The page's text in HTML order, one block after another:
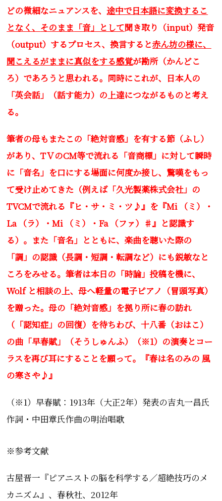
どの微細なニュアンスを、途中で日本語に変換するこ
となく、 そのまま 「音」として聞き取り（input）発音
（output）するプロセス、換言すると赤ん坊の様に、
聞こえるがままに真似をする感覚が勘所（かんどこ
ろ）であろうと思われる。同時にこれが、日本人の
「英会話」（話す能力）の上達につながるものと考え
る。
筆者の母もまたこの「絶対音感」を有する節（ふし）
があり、TＶのCM等で流れる「音商標」に対して瞬時
に「音名」を口にする場面に何度か接し、驚嘆をもっ
て受け止めてきた（例えば「久光製薬株式会社」の
TVCMで流れる『ヒ・サ・ミ・ツ♪』を『Mi （ミ）・
La （ラ）・Mi （ミ）・Fa （ファ）♯』と認識す
る）。また「音名」とともに、楽曲を聴いた際の
「調」の認識（長調・短調・転調など）にも鋭敏なと
ころをみせる。筆者は本日の「時論」投稿を機に、
Wolf と相談の上、母へ軽量の電子ピアノ（冒頭写真）
を贈った。母の「絶対音感」を拠り所に春の訪れ
（「認知症」の回復）を待ちわび、十八番（おはこ）
の曲「早春賦」（そうしゅんふ）（※1）の演奏とコー
ラスを再び耳にすることを願って。『春は名のみの 風
の寒さや♪』
（※1）早春賦：1913年（大正2年）発表の吉丸一昌氏
作詞・中田章氏作曲の明治唱歌
※参考文献
古屋晋一『ピアニストの脳を科学する／超絶技巧のメ
カニズム』、春秋社、2012年